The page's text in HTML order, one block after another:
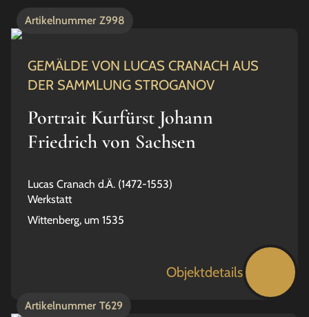
Artikelnummer Z998
GEMÄLDE VON LUCAS CRANACH AUS
DER SAMMLUNG STROGANOV
Portrait Kurfürst Johann
Friedrich von Sachsen
Lucas Cranach d.Ä. (1472-1553)
Werkstatt
Wittenberg, um 1535
Objektdetails
Artikelnummer T629